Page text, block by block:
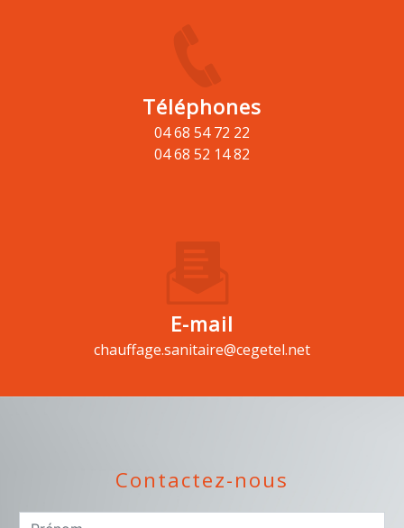
Téléphones
04 68 54 72 22
04 68 52 14 82
E-mail
chauffage.sanitaire@cegetel.net
Contactez-nous